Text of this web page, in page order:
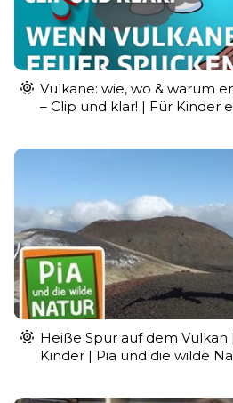
Vulkane: wie, wo & warum
– Clip und klar! | Für Kinder
Heiße Spur auf dem
Kinder | Pia und die wilde